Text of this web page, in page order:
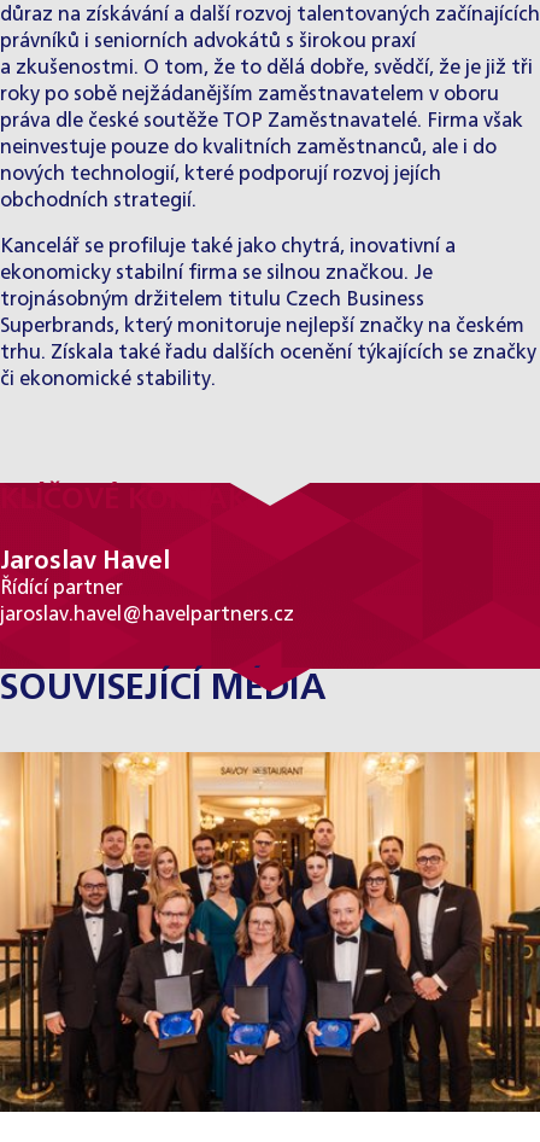
důraz na získávání a další rozvoj talentovaných začínajících
právníků i seniorních advokátů s širokou praxí
a zkušenostmi. O tom, že to dělá dobře, svědčí, že je již tři
roky po sobě nejžádanějším zaměstnavatelem v oboru
práva dle české soutěže TOP Zaměstnavatelé. Firma však
neinvestuje pouze do kvalitních zaměstnanců, ale i do
nových technologií, které podporují rozvoj jejích
obchodních strategií.
Kancelář se profiluje také jako chytrá, inovativní a
ekonomicky stabilní firma se silnou značkou. Je
trojnásobným držitelem titulu Czech Business
Superbrands, který monitoruje nejlepší značky na českém
trhu. Získala také řadu dalších ocenění týkajících se značky
či ekonomické stability.
KLÍČOVÉ KONTAKTY
Jaroslav Havel
Řídící partner
jaroslav.havel@havelpartners.cz
SOUVISEJÍCÍ MÉDIA